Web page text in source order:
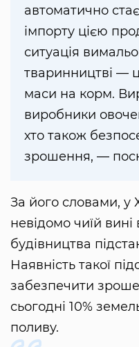
автоматично
імпорту цією
ситуація
тваринництві —
маси на корм.
виробники
хто також
зрошення, —
За його словами, у
невідомо чиїй вині
будівництва
Наявність такої
забезпечити
сьогодні 10%
поливу.